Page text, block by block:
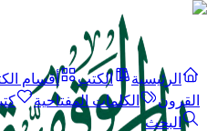
الرئيسية الكتب أقسام
القرون
الكلمات المفتاحية
البحث